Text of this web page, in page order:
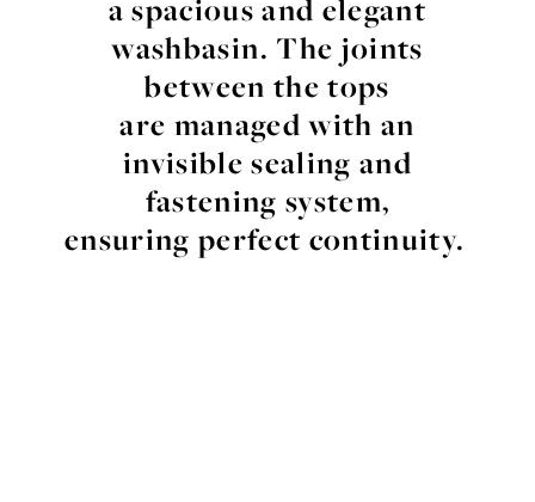
aspacious and elegant
washbasin. The joints
between the tops
are managed with an
invisible sealing and
fastening system,
ensuring perfect continuity.